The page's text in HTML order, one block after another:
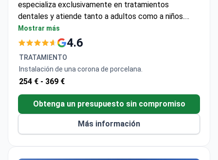
dentales y atiende tanto a adultos como a niños.
Cada año, alrededor de 1.700 pacientes eligen Smile
Terminal Dental Care para sus necesidades dentales.
La clínica es especialmente popular entre pacientes
Mostrar más
TRATAMIENTO
Instalación de una corona de porcelana.
254 € -369 €
Obtenga un presupuesto sin compromiso
Más información